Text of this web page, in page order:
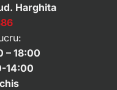
Harghita
– 18:00
14:00